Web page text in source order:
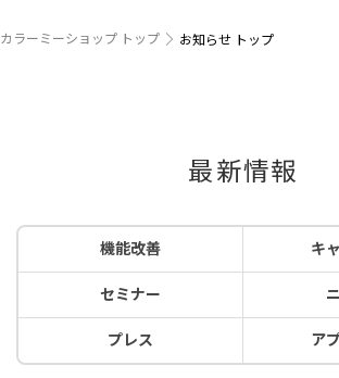
カラーミーショップ トップ お知らせ トップ
最新情報
機能改善 キ
セミナー
プレス ア